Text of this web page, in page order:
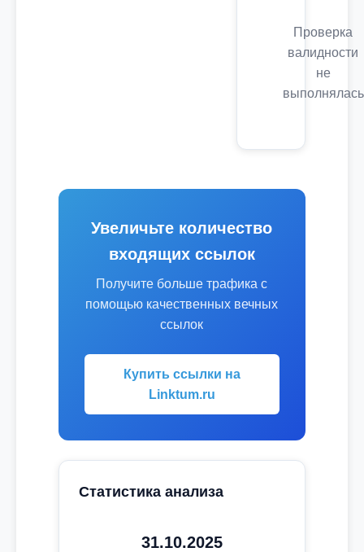
Проверка
валидности
не
выполнялась
Увеличьте количество
входящих ссылок
Получите больше трафика с
помощью качественных вечных
ссылок
Купить ссылки на
Linktum.ru
Статистика анализа
31.10.2025